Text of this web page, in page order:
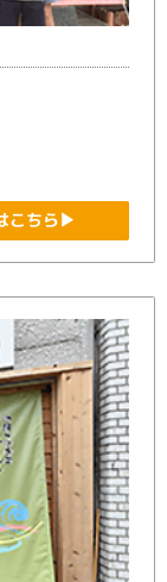
こちら▶